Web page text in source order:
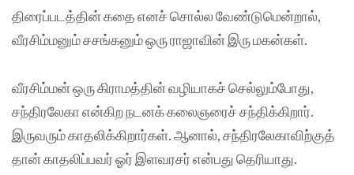
திரைப்படத்தின் கதை எனச் சொல்ல வேண்டுமென்றால்,
வீரசிம்மனும் சசங்கனும் ஒரு ராஜாவின் இரு மகன்கள்.
வீரசிம்மன் ஒரு கிராமத்தின் வழியாகச் செல்லும்போது,
சந்திரலேகா என்கிற நடனக் கலைஞரைச் சந்திக்கிறார்.
இருவரும் காதலிக்கிறார்கள். ஆனால், சந்திரலேகாவிற்குத்
தான் காதலிப்பவர் ஓர் இளவரசர் என்பது தெரியாது.